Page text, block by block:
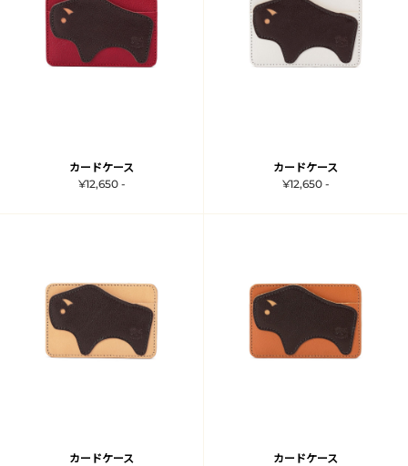
カードケース
¥12,650 -
カードケース
¥12,650 -
カードケース
カードケース